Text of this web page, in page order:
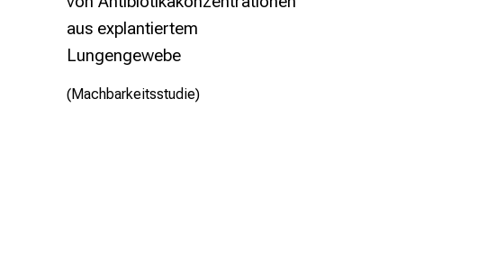
aus explantiertem
Lungengewebe
(Machbarkeitsstudie)